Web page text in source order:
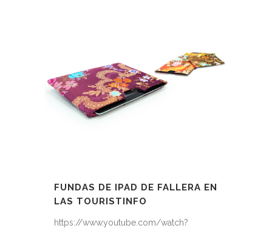
FUNDAS DE IPAD DE FALLERA EN
LAS TOURISTINFO
https://www.youtube.com/watch?